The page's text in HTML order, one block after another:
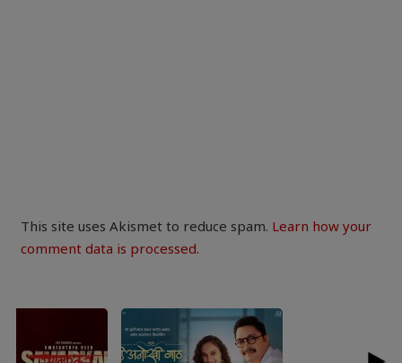
This site uses Akismet to reduce spam. Learn how your
comment data is processed.